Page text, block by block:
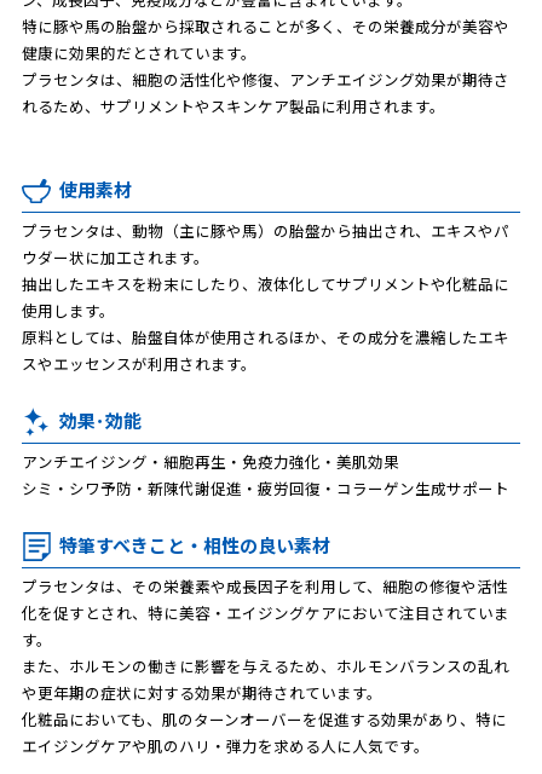
特に豚や馬の胎盤から採取されることが多く、その栄養成分が美容や
健康に効果的だとされています。
プラセンタは、細胞の活性化や修復、アンチエイジング効果が期待さ
れるため、サプリメントやスキンケア製品に利用されます。
使用素材
プラセンタは、動物（主に豚や馬）の胎盤から抽出され、エキスやパ
ウダー状に加工されます。
抽出したエキスを粉末にしたり、液体化してサプリメントや化粧品に
使用します。
原料としては、胎盤自体が使用されるほか、その成分を濃縮したエキ
スやエッセンスが利用されます。
効果･効能
アンチエイジング・細胞再生・免疫力強化・美肌効果
シミ・シワ予防・新陳代謝促進・疲労回復・コラーゲン生成サポート
特筆すべきこと・相性の良い素材
プラセンタは、その栄養素や成長因子を利用して、細胞の修復や活性
化を促すとされ、特に美容・エイジングケアにおいて注目されていま
す。
また、ホルモンの働きに影響を与えるため、ホルモンバランスの乱れ
や更年期の症状に対する効果が期待されています。
化粧品においても、肌のターンオーバーを促進する効果があり、特に
エイジングケアや肌のハリ・弾力を求める人に人気です。